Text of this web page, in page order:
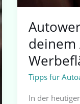
deinem
Tipps für
In der